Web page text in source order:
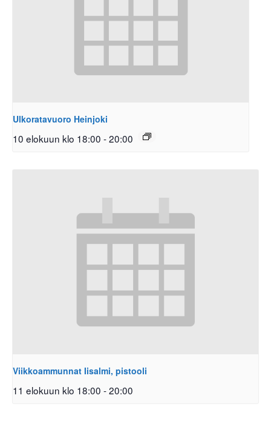
Ulkoratavuoro Heinjoki
10 elokuun klo 18:00 -20:00
Viikkoammunnat Iisalmi, pistooli
11 elokuun klo 18:00 -20:00